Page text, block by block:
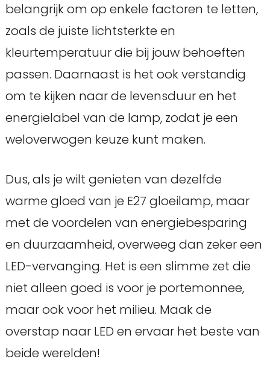
belangrijk om op enkele factoren te letten,
zoals de juiste lichtsterkte en
kleurtemperatuur die bij jouw behoeften
passen. Daarnaast is het ook verstandig
om te kijken naar de levensduur en het
energielabel van de lamp, zodat je een
weloverwogen keuze kunt maken.
Dus, als je wilt genieten van dezelfde
warme gloed van je E27 gloeilamp, maar
met de voordelen van energiebesparing
en duurzaamheid, overweeg dan zeker een
LED-vervanging. Het is een slimme zet die
niet alleen goed is voor je portemonnee,
maar ook voor het milieu. Maak de
overstap naar LED en ervaar het beste van
beide werelden!